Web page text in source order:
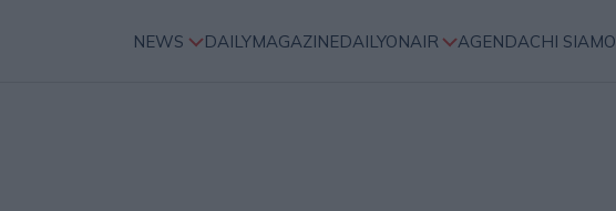
NEWS DAILYMAGAZINEDAILYONAIR AGENDACHI SIAMO